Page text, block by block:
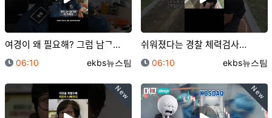
여경이 왜 필요해? 그럼 남ᄀ…
등록일
06:10 등록자
ekbs뉴스팀
쉬워졌다는 경찰 체력검사…
등록일
06:10 등록자
ekbs뉴스팀
New New